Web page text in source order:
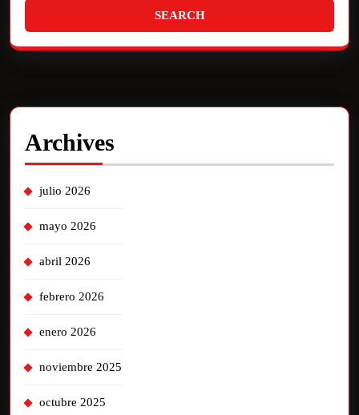
Archives
julio 2026
mayo 2026
abril 2026
febrero 2026
enero 2026
noviembre 2025
octubre 2025